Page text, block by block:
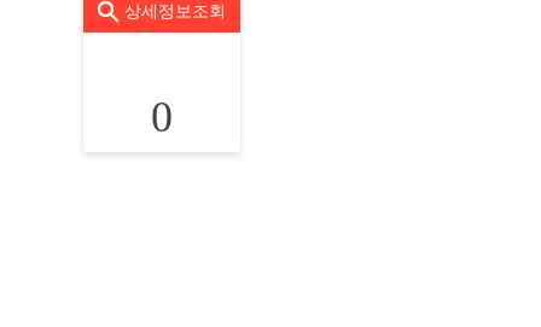
상세정보조회
0